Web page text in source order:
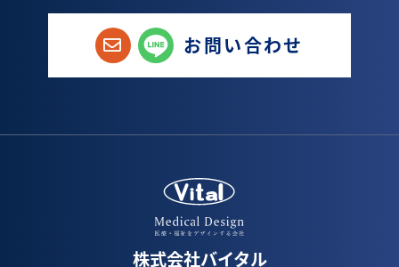
お問い合わせ
株式会社バイタル